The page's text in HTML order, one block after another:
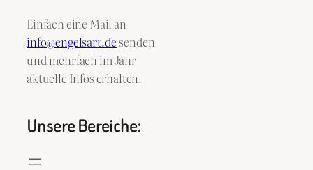
Einfach eine Mail an
info@engelsart.desenden
und mehrfach im Jahr
aktuelle Infos erhalten.
Unsere Bereiche: